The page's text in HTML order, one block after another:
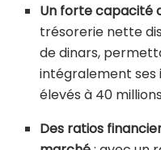
Un forte capacité
trésorerie nette
de dinars,
intégralement ses
élevés à 40
Des ratios